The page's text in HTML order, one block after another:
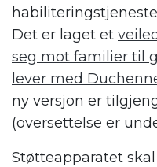
Det er laget et
seg mot familier til
lever med
ny versjon er
(oversettelse er
Støtteapparatet